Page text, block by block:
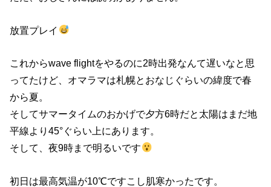
放置プレイ
これからwave flightをやるのに2時出発なんて遅いなと思
ってたけど、オマラマは札幌とおなじぐらいの緯度で春
から夏。
そしてサマータイムのおかげで夕方6時だと太陽はまだ地
平線より45°ぐらい上にあります。
そして、夜9時まで明るいです
初日は最高気温が10℃ですこし肌寒かったです。